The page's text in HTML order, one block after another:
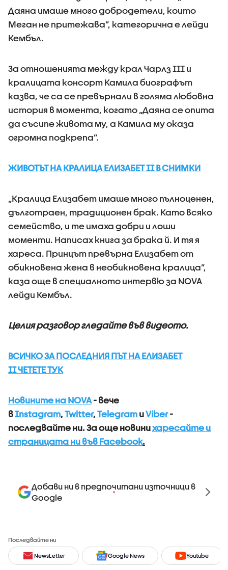
Даяна имаше много добродетели, които
Меган не притежава”, категорична е лейди
Кембъл.
За отношенията между крал Чарлз III и
кралицата консорт Камила биографът
казва, че са се превърнали в голяма любовна
история в момента, когато „Даяна се опита
да съсипе живота му, а Камила му оказа
огромна подкрепа”.
ЖИВОТЪТ НА КРАЛИЦА ЕЛИЗАБЕТ II В СНИМКИ
„Кралица Елизабет имаше много пълноценен,
дълготраен, традиционен брак. Като всяко
семейство, и те имаха добри и лоши
моменти. Написах книга за брака й. И тя я
хареса. Принцът превърна Елизабет от
обикновена жена в необикновена кралица”,
каза още в специалното интервю за NOVA
лейди Кембъл.
Целия разговор гледайте във видеото.
ВСИЧКО ЗА ПОСЛЕДНИЯ ПЪТ НА ЕЛИЗАБЕТ
II ЧЕТЕТЕ ТУК
Новините на NOVA- вече
вInstagram, Twitter, Telegram иViber-
последвайте ни.За още новинихаресайте и
страницата ни във Facebook.
Добави ни в предпочитани източници в
Google
Последвайте ни
NewsLetter Google News Youtube